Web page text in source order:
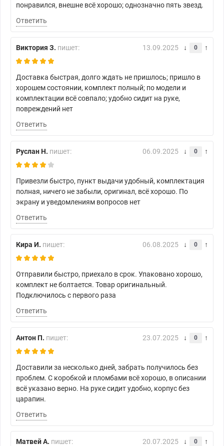
понравился, внешне всё хорошо; однозначно пять звезд.
Ответить
Виктория З. пишет: 13.09.2025 0
Доставка быстрая, долго ждать не пришлось; пришло в
хорошем состоянии, комплект полный; по модели и
комплектации всё совпало; удобно сидит на руке,
повреждений нет
Ответить
Руслан Н. пишет: 06.09.2025 0
Привезли быстро, пункт выдачи удобный, комплектация
полная, ничего не забыли, оригинал, всё хорошо. По
экрану и уведомлениям вопросов нет
Ответить
Кира И. пишет: 06.08.2025 0
Отправили быстро, приехало в срок. Упаковано хорошо,
комплект не болтается. Товар оригинальный.
Подключилось с первого раза
Ответить
Антон П. пишет: 23.07.2025 0
Доставили за несколько дней, забрать получилось без
проблем. С коробкой и пломбами всё хорошо, в описании
всё указано верно. На руке сидит удобно, корпус без
царапин.
Ответить
Матвей А. пишет: 20.07.2025 0